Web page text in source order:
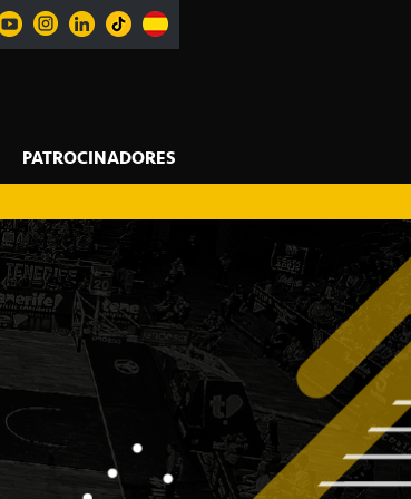
PATROCINADORES